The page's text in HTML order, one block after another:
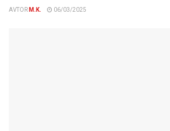
AVTOR M.K. 06/03/2025